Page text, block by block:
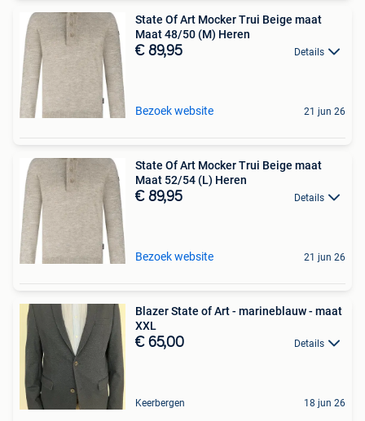
State Of Art Mocker Trui Beige maat
Maat 48/50 (M) Heren
€ 89,95 Details
Bezoek website 21 jun 26
State Of Art Mocker Trui Beige maat
Maat 52/54 (L) Heren
€ 89,95 Details
Bezoek website 21 jun 26
Blazer State of Art - marineblauw - maat
XXL
€ 65,00 Details
Keerbergen 18 jun 26